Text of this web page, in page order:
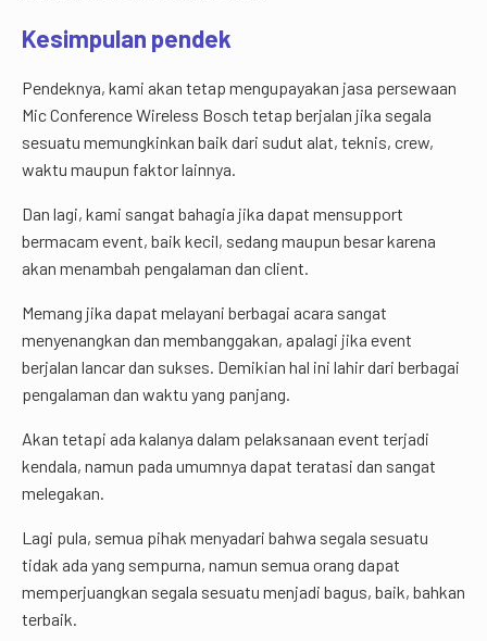
Kesimpulan pendek
Pendeknya, kami akan tetap mengupayakan jasa persewaan
Mic Conference Wireless Bosch tetap berjalan jika segala
sesuatu memungkinkan baik dari sudut alat, teknis, crew,
waktu maupun faktor lainnya.
Dan lagi, kami sangat bahagia jika dapat mensupport
bermacam event, baik kecil, sedang maupun besar karena
akan menambah pengalaman dan client.
Memang jika dapat melayani berbagai acara sangat
menyenangkan dan membanggakan, apalagi jika event
berjalan lancar dan sukses. Demikian hal ini lahir dari berbagai
pengalaman dan waktu yang panjang.
Akan tetapi ada kalanya dalam pelaksanaan event terjadi
kendala, namun pada umumnya dapat teratasi dan sangat
melegakan.
Lagi pula, semua pihak menyadari bahwa segala sesuatu
tidak ada yang sempurna, namun semua orang dapat
memperjuangkan segala sesuatu menjadi bagus, baik, bahkan
terbaik.